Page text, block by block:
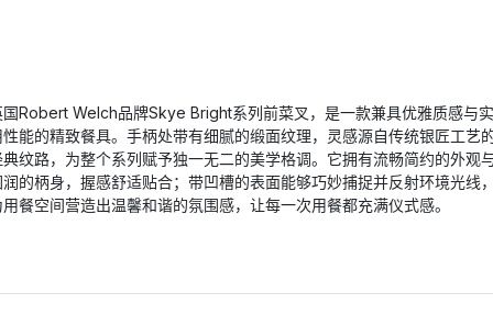
国Robert Welch品牌Skye Bright系列前菜叉，是一款兼具优雅质感与实
性能的精致餐具。手柄处带有细腻的缎面纹理，灵感源自传统银匠工艺
典纹路，为整个系列赋予独一无二的美学格调。它拥有流畅简约的外观
润的柄身，握感舒适贴合；带凹槽的表面能够巧妙捕捉并反射环境光线，
用餐空间营造出温馨和谐的氛围感，让每一次用餐都充满仪式感。